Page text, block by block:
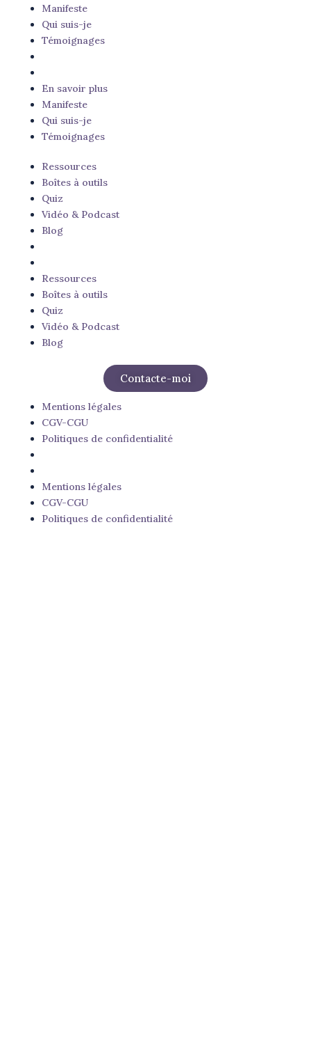
Manifeste
Qui suis-je
Témoignages
En savoir plus
Manifeste
Qui suis-je
Témoignages
Ressources
Boîtes à outils
Quiz
Vidéo & Podcast
Blog
Ressources
Boîtes à outils
Quiz
Vidéo & Podcast
Blog
Contacte-moi
Mentions légales
CGV-CGU
Politiques de confidentialité
Mentions légales
CGV-CGU
Politiques de confidentialité